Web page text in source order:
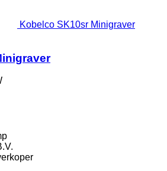
Kobelco SK10sr Minigraver